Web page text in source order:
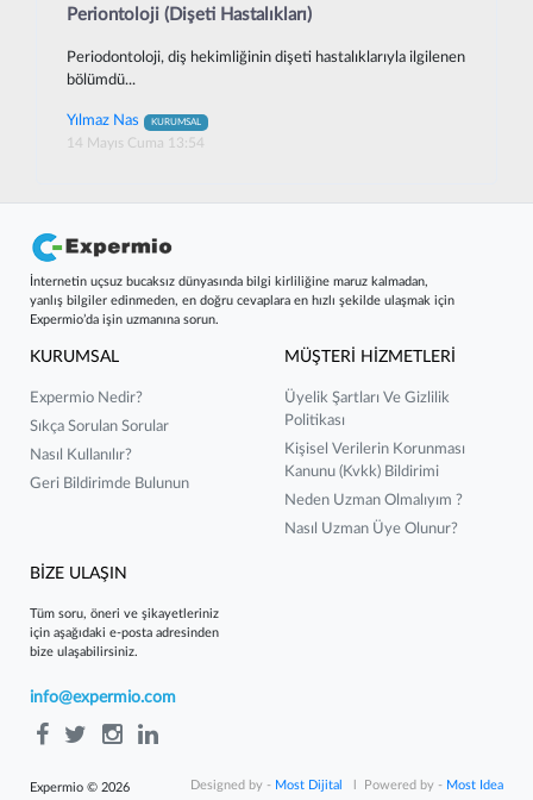
Periontoloji (Dişeti Hastalıkları)
Periodontoloji, diş hekimliğinin dişeti hastalıklarıyla ilgilenen
bölümdü...
Yılmaz Nas KURUMSAL
14 Mayıs Cuma 13:54
İnternetin uçsuz bucaksız dünyasında bilgi kirliliğine maruz kalmadan,
yanlış bilgiler edinmeden, en doğru cevaplara en hızlı şekilde ulaşmak için
Expermio’da işin uzmanına sorun.
KURUMSAL
Expermio Nedir?
Sıkça Sorulan Sorular
Nasıl Kullanılır?
Geri Bildirimde Bulunun
MÜŞTERİ HİZMETLERİ
Üyelik Şartları Ve Gizlilik
Politikası
Kişisel Verilerin Korunması
Kanunu (kvkk) Bildirimi
Neden Uzman Olmalıyım ?
Nasıl Uzman Üye Olunur?
BİZE ULAŞIN
Tüm soru, öneri ve şikayetleriniz
için aşağıdaki e-posta adresinden
bize ulaşabilirsiniz.
info@expermio.com
Expermio © 2026 l Powered by - Most Idea
Designed by - Most Dijital